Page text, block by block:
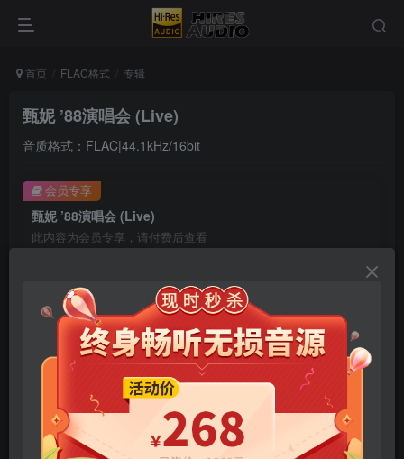
首页 FLAC格式 专辑
甄妮 ’88演唱会 (Live)
音质格式：FLAC|44.1kHz/16bit
甄妮 ’88演唱会 (Live)
此内容为会员专享，请付费后查看
9.9 99
年卡会员 免费 永久会员
立即购买
您当前未登录！建议登陆后购买，可保存购买订单
会员专享
明日话今天 (Live).flac